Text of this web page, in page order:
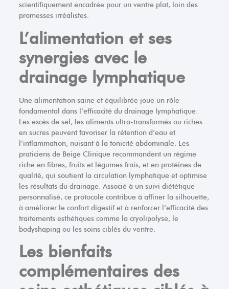
scientifiquement encadrée pour un ventre plat, loin des
promesses irréalistes.
L’alimentation et ses
synergies avec le
drainage lymphatique
Une alimentation saine et équilibrée joue un rôle
fondamental dans l’efficacité du drainage lymphatique.
Les excès de sel, les aliments ultra-transformés ou riches
en sucres peuvent favoriser la rétention d’eau et
l’inflammation, nuisant à la tonicité abdominale. Les
praticiens de Beige Clinique recommandent un régime
riche en fibres, fruits et légumes frais, et en protéines de
qualité, qui soutient la circulation lymphatique et optimise
les résultats du drainage. Associé à un suivi diététique
personnalisé, ce protocole contribue à affiner la silhouette,
à améliorer le confort digestif et à renforcer l’efficacité des
traitements esthétiques comme la cryolipolyse, le
bodyshaping ou les soins ciblés du ventre.
Les bienfaits
complémentaires des